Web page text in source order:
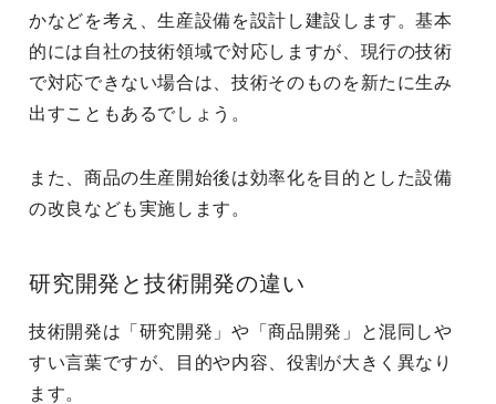
かなどを考え、生産設備を設計し建設します。基本
的には自社の技術領域で対応しますが、現行の技術
で対応できない場合は、技術そのものを新たに生み
出すこともあるでしょう。
また、商品の生産開始後は効率化を目的とした設備
の改良なども実施します。
研究開発と技術開発の違い
技術開発は「研究開発」や「商品開発」と混同しや
すい言葉ですが、目的や内容、役割が大きく異なり
ます。